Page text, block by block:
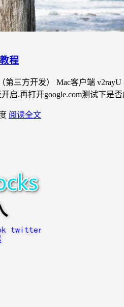
程
第三方开发） Mac客户端
启.再打开google.com测试下是否
阅读全文